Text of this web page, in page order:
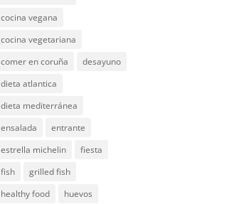
cocina vegana
cocina vegetariana
comer en coruña
desayuno
dieta atlantica
dieta mediterránea
ensalada
entrante
estrella michelin
fiesta
fish
grilled fish
healthy food
huevos